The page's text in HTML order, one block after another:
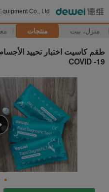
Co., Ltd
منزل، بيت منتجات
COVID -19